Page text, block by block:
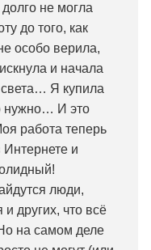
не могла
до того, как
особо верила,
и начала
Я купила
нужно… И это
работа теперь
и
люди,
других, что всё
на самом деле